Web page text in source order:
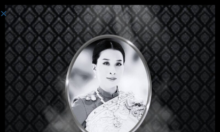
စနစ်ကို ဝင်ပါသည်။
ဟေ့အဲဒီမှာ၊အလွန်ကြီးစွာသော
သင်တန်း၊မှန်သော? သင်ကဲ့သို့ဤ
အသင်တန်းအမှတ်စဥ်?